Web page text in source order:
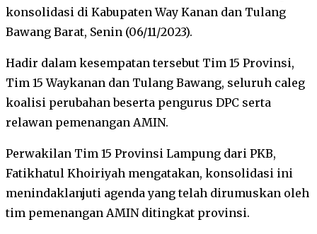
konsolidasi di Kabupaten Way Kanan dan Tulang
Bawang Barat, Senin (06/11/2023).
Hadir dalam kesempatan tersebut Tim 15 Provinsi,
Tim 15 Waykanan dan Tulang Bawang, seluruh caleg
koalisi perubahan beserta pengurus DPC serta
relawan pemenangan AMIN.
Perwakilan Tim 15 Provinsi Lampung dari PKB,
Fatikhatul Khoiriyah mengatakan, konsolidasi ini
menindaklanjuti agenda yang telah dirumuskan oleh
tim pemenangan AMIN ditingkat provinsi.